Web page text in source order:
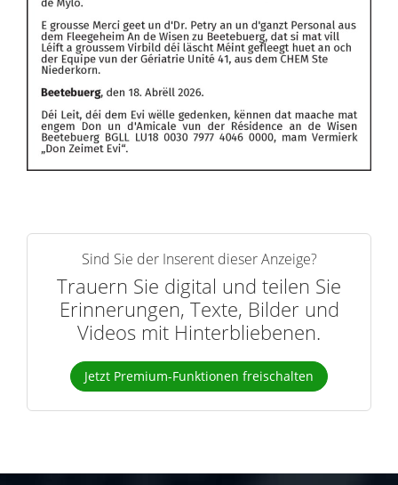
Sind Sie der Inserent dieser Anzeige?
Trauern Sie digital und teilen Sie
Erinnerungen, Texte, Bilder und
Videos mit Hinterbliebenen.
Jetzt Premium-Funktionen freischalten